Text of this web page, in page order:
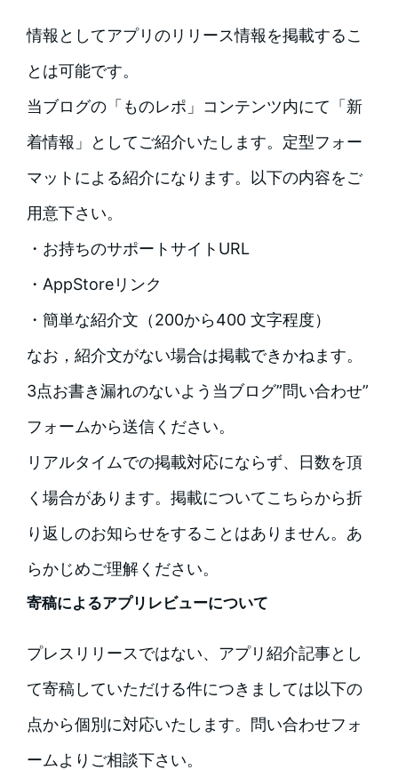
情報としてアプリのリリース情報を掲載するこ
とは可能です。
当ブログの「ものレポ」コンテンツ内にて「新
着情報」としてご紹介いたします。定型フォー
マットによる紹介になります。以下の内容をご
用意下さい。
・お持ちのサポートサイトURL
・AppStoreリンク
・簡単な紹介文（200から400 文字程度）
なお，紹介文がない場合は掲載できかねます。
3点お書き漏れのないよう当ブログ”問い合わせ”
フォームから送信ください。
リアルタイムでの掲載対応にならず、日数を頂
く場合があります。掲載についてこちらから折
り返しのお知らせをすることはありません。あ
らかじめご理解ください。
寄稿によるアプリレビューについて
プレスリリースではない、アプリ紹介記事とし
て寄稿していただける件につきましては以下の
点から個別に対応いたします。問い合わせフォ
ームよりご相談下さい。